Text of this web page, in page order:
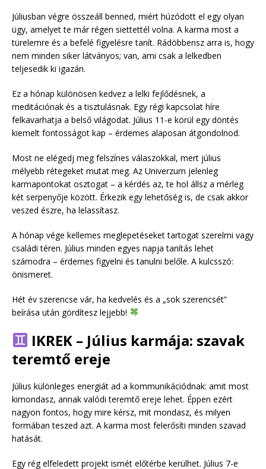
Júliusban végre összeáll benned, miért húzódott el egy olyan
ügy, amelyet te már régen siettettél volna. A karma most a
türelemre és a befelé figyelésre tanít. Rádöbbensz arra is, hogy
nem minden siker látványos; van, ami csak a lelkedben
teljesedik ki igazán.
Ez a hónap különösen kedvez a lelki fejlődésnek, a
meditációnak és a tisztulásnak. Egy régi kapcsolat híre
felkavarhatja a belső világodat. Július 11-e körül egy döntés
kiemelt fontosságot kap – érdemes alaposan átgondolnod.
Most ne elégedj meg felszínes válaszokkal, mert július
mélyebb rétegeket mutat meg. Az Univerzum jelenleg
karmapontokat osztogat – a kérdés az, te hol állsz a mérleg
két serpenyője között. Érkezik egy lehetőség is, de csak akkor
veszed észre, ha lelassítasz.
A hónap vége kellemes meglepetéseket tartogat szerelmi vagy
családi téren. Július minden egyes napja tanítás lehet
számodra – érdemes figyelni és tanulni belőle. A kulcsszó:
önismeret.
Hét év szerencse vár, ha kedvelés és a „sok szerencsét”
beírása után gördítesz lejjebb!
IKREK – Július karmája: szavak
teremtő ereje
Július különleges energiát ad a kommunikációdnak: amit most
kimondasz, annak valódi teremtő ereje lehet. Éppen ezért
nagyon fontos, hogy mire kérsz, mit mondasz, és milyen
formában teszed azt. A karma most felerősíti minden szavad
hatását.
Egy rég elfeledett projekt ismét előtérbe kerülhet. Július 7-e